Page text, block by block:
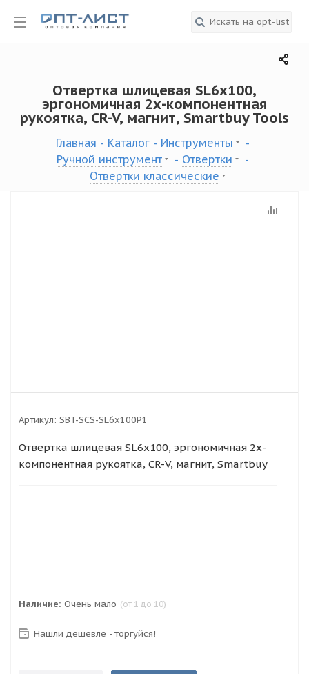
Отвертка шлицевая SL6x100,
эргономичная 2х-компонентная
рукоятка, CR-V, магнит, Smartbuy Tools
Главная - Каталог - Инструменты
-
Ручной инструмент
- Отвертки
-
Отвертки классические
Артикул: SBT-SCS-SL6x100P1
Отвертка шлицевая SL6x100, эргономичная 2х-
компонентная рукоятка, CR-V, магнит, Smartbuy
Наличие: Очень мало (от 1 до 10)
Нашли дешевле - торгуйся!